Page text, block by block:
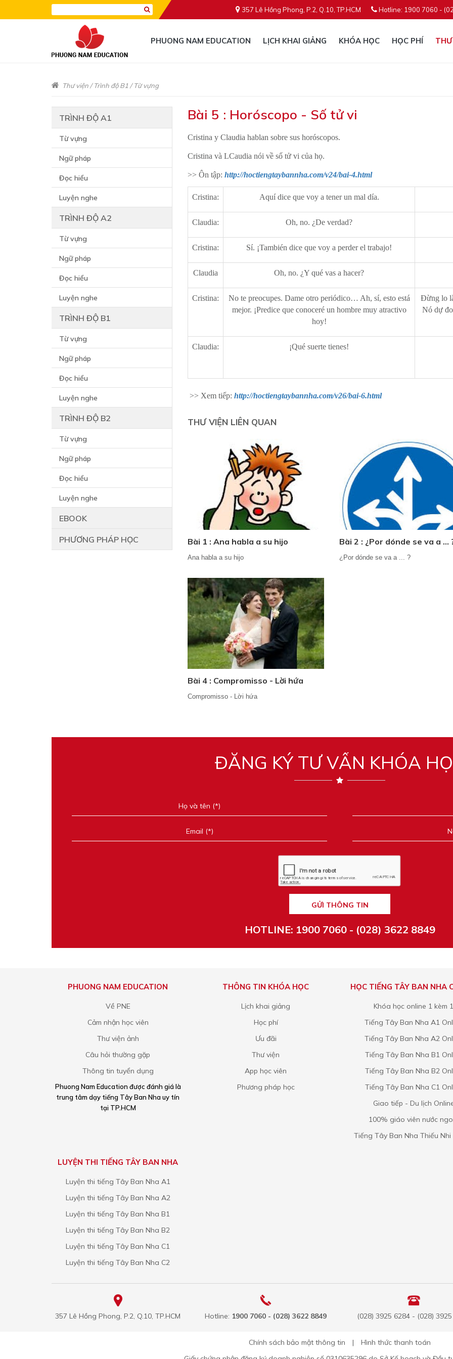
357 Lê Hồng Phong, P.2, Q.10, TP.HCM Hotline: 1900 7060 -
PHUONG NAM EDUCATION LỊCH KHAI GIẢNG KHÓA HỌC HỌC PHÍ
Thư viện/Trình độ B1 /Từ vựng
TRÌNH ĐỘ A1
Từ vựng
Ngữ pháp
Đọc hiểu
Luyện nghe
TRÌNH ĐỘ A2
Từ vựng
Ngữ pháp
Đọc hiểu
Luyện nghe
TRÌNH ĐỘ B1
Từ vựng
Ngữ pháp
Đọc hiểu
Luyện nghe
TRÌNH ĐỘ B2
Từ vựng
Ngữ pháp
Đọc hiểu
Luyện nghe
EBOOK
PHƯƠNG PHÁP HỌC
Bài 5 : Horóscopo - Số tử vi
Cristina y Claudia hablan sobre sus horóscopos.
Cristina và LCaudia nói về số tử vi của họ.
>> Ôn tập:http://hoctiengtaybannha.com/v24/bai-4.html​
Cristina: Aquí dice que voy a tener un mal día.
Claudia: Oh, no. ¿De verdad?
Cristina: Sí. ¡También dice que voy a perder el trabajo!
Claudia Oh, no. ¿Y qué vas a hacer?
Cristina:
No te preocupes. Dame otro periódico… Ah, sí, esto está
mejor. ¡Predice que conoceré un hombre muy atractivo
hoy!
Đừng lo
Nó dự
Claudia: ¡Qué suerte tienes!
>> Xem tiếp:http://hoctiengtaybannha.com/v26/bai-6.html
THƯ VIỆN LIÊN QUAN
Bài 1 : Ana habla a su hijo
Ana habla a su hijo
Bài 2 : ¿Por dónde se va a ...
¿Por dónde se va a ... ?
Bài 4 : Compromisso - Lời hứa
Compromisso - Lời hứa
ĐĂNG KÝ TƯ VẤN KHÓA
GỬI THÔNG TIN
HOTLINE: 1900 7060 - (028) 3622 8849
PHUONG NAM EDUCATION
Về PNE
Cảm nhận học viên
Thư viện ảnh
Câu hỏi thường gặp
Thông tin tuyển dụng
Phuong Nam Education được đánh giá là
trung tâm dạy tiếng Tây Ban Nha uy tín
tại TP.HCM
THÔNG TIN KHÓA HỌC
Lịch khai giảng
Học phí
Ưu đãi
Thư viện
App học viên
Phương pháp học
HỌC TIẾNG TÂY BAN NHA
Khóa học online 1 kèm
Tiếng Tây Ban Nha A1
Tiếng Tây Ban Nha A2
Tiếng Tây Ban Nha B1
Tiếng Tây Ban Nha B2
Tiếng Tây Ban Nha C1
Giao tiếp - Du lịch
100% giáo viên nước
Tiếng Tây Ban Nha Thiếu Nhi
LUYỆN THI TIẾNG TÂY BAN NHA
Luyện thi tiếng Tây Ban Nha A1
Luyện thi tiếng Tây Ban Nha A2
Luyện thi tiếng Tây Ban Nha B1
Luyện thi tiếng Tây Ban Nha B2
Luyện thi tiếng Tây Ban Nha C1
Luyện thi tiếng Tây Ban Nha C2
357 Lê Hồng Phong, P.2, Q.10, TP.HCM Hotline: 1900 7060 - (028) 3622 8849 (028) 3925 6284 - (028)
Chính sách bảo mật thông tin |
Hình thức thanh toán